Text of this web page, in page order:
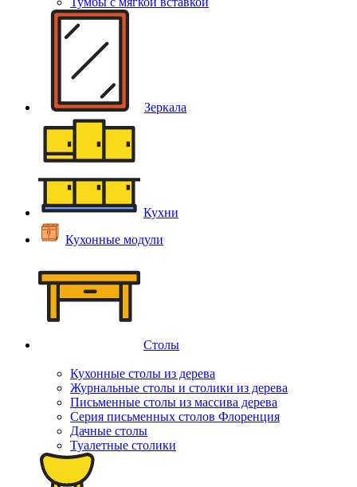
Зеркала
Кухни
Кухонные модули
Столы
Кухонные столы из дерева
Журнальные столы и столики из дерева
Письменные столы из массива дерева
Серия письменных столов Флоренция
Дачные столы
Туалетные столики